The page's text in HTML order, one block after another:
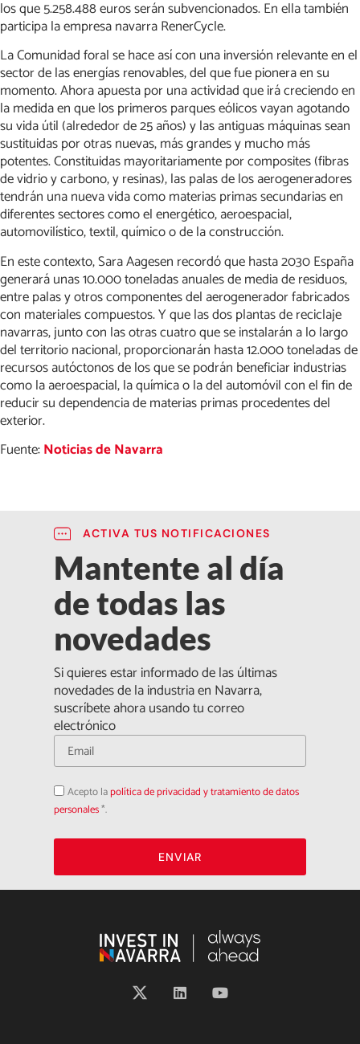
los que 5.258.488 euros serán subvencionados. En ella también
participa la empresa navarra RenerCycle.
La Comunidad foral se hace así con una inversión relevante en el
sector de las energías renovables, del que fue pionera en su
momento. Ahora apuesta por una actividad que irá creciendo en
la medida en que los primeros parques eólicos vayan agotando
su vida útil (alrededor de 25 años) y las antiguas máquinas sean
sustituidas por otras nuevas, más grandes y mucho más
potentes. Constituidas mayoritariamente por composites (fibras
de vidrio y carbono, y resinas), las palas de los aerogeneradores
tendrán una nueva vida como materias primas secundarias en
diferentes sectores como el energético, aeroespacial,
automovilístico, textil, químico o de la construcción.
En este contexto, Sara Aagesen recordó que hasta 2030 España
generará unas 10.000 toneladas anuales de media de residuos,
entre palas y otros componentes del aerogenerador fabricados
con materiales compuestos. Y que las dos plantas de reciclaje
navarras, junto con las otras cuatro que se instalarán a lo largo
del territorio nacional, proporcionarán hasta 12.000 toneladas de
recursos autóctonos de los que se podrán beneficiar industrias
como la aeroespacial, la química o la del automóvil con el fin de
reducir su dependencia de materias primas procedentes del
exterior.
Fuente:Noticias de Navarra
ACTIVA TUS NOTIFICACIONES
Mantente al día
de todas las
novedades
Si quieres estar informado de las últimas
novedades de la industria en Navarra,
suscríbete ahora usando tu correo
electrónico
Acepto
la
política
de
Acepto lapolítica de privacidad y tratamiento de datos
personales*.
ENVIAR